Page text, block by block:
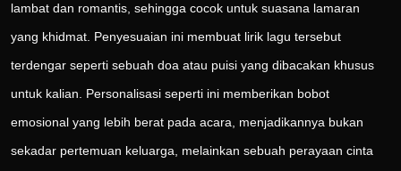
lambat dan romantis, sehingga cocok untuk suasana lamaran
yang khidmat. Penyesuaian ini membuat lirik lagu tersebut
terdengar seperti sebuah doa atau puisi yang dibacakan khusus
untuk kalian. Personalisasi seperti ini memberikan bobot
emosional yang lebih berat pada acara, menjadikannya bukan
sekadar pertemuan keluarga, melainkan sebuah perayaan cinta